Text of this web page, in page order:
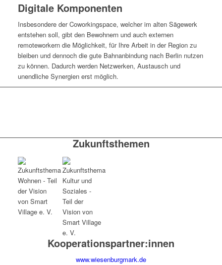
Digitale Komponenten
Insbesondere der Coworkingspace, welcher im alten Sägewerk
entstehen soll, gibt den Bewohnern und auch externen
remoteworkern die Möglichkeit, für Ihre Arbeit in der Region zu
bleiben und dennoch die gute Bahnanbindung nach Berlin nutzen
zu können. Dadurch werden Netzwerken, Austausch und
unendliche Synergien erst möglich.
Zukunftsthemen
Kooperationspartner:innen
www.wiesenburgmark.de